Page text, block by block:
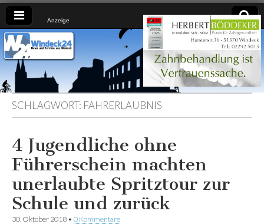
Anzeige
Windeck24
Nachrichten
aus dem
Ländchen
für das
Ländchen
SCHLAGWORT: FAHRERLAUBNIS
4 Jugendliche ohne
Führerschein machten
unerlaubte Spritztour zur
Schule und zurück
30. Oktober 2018 • 0 Kommentare